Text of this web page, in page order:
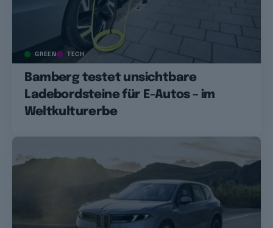
GREEN TECH
Bamberg testet unsichtbare
Ladebordsteine für E-Autos – im
Weltkulturerbe